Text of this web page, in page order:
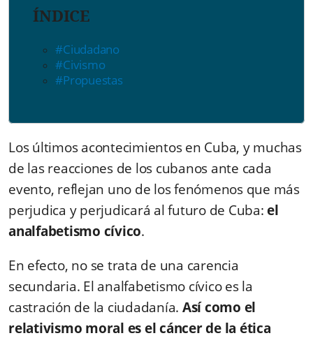
ÍNDICE
#Ciudadano
#Civismo
#Propuestas
Los últimos acontecimientos en Cuba, y muchas
de las reacciones de los cubanos ante cada
evento, reflejan uno de los fenómenos que más
perjudica y perjudicará al futuro de Cuba:el
analfabetismo cívico.
En efecto, no se trata de una carencia
secundaria. El analfabetismo cívico es la
castración de la ciudadanía. Así como el
relativismo moral es el cáncer de la ética